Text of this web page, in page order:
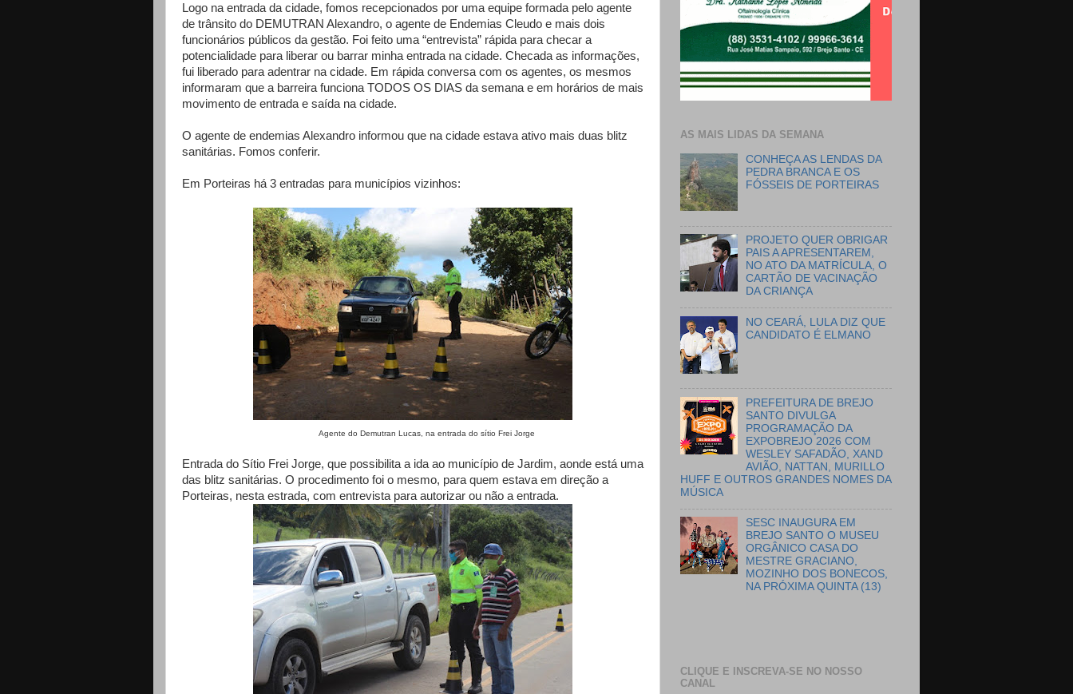
Logo na entrada da cidade, fomos recepcionados por uma equipe formada pelo agente
de trânsito do DEMUTRAN Alexandro, o agente de Endemias Cleudo e mais dois
funcionários públicos da gestão. Foi feito uma “entrevista” rápida para checar a
potencialidade para liberar ou barrar minha entrada na cidade. Checada as informações,
fui liberado para adentrar na cidade. Em rápida conversa com os agentes, os mesmos
informaram que a barreira funciona TODOS OS DIAS da semana e em horários de mais
movimento de entrada e saída na cidade.
O agente de endemias Alexandro informou que na cidade estava ativo mais duas blitz
sanitárias. Fomos conferir.
Em Porteiras há 3 entradas para municípios vizinhos:
Agente do Demutran Lucas, na entrada do sítio Frei Jorge
Entrada do Sítio Frei Jorge, que possibilita a ida ao município de Jardim, aonde está uma
das blitz sanitárias. O procedimento foi o mesmo, para quem estava em direção a
Porteiras, nesta estrada, com entrevista para autorizar ou não a entrada.
AS MAIS LIDAS DA SEMANA
CONHEÇA AS LENDAS DA
PEDRA BRANCA E OS
FÓSSEIS DE PORTEIRAS
PROJETO QUER OBRIGAR
PAIS A APRESENTAREM,
NO ATO DA MATRÍCULA, O
CARTÃO DE VACINAÇÃO
DA CRIANÇA
NO CEARÁ, LULA DIZ QUE
CANDIDATO É ELMANO
PREFEITURA DE BREJO
SANTO DIVULGA
PROGRAMAÇÃO DA
EXPOBREJO 2026 COM
WESLEY SAFADÃO, XAND
AVIÃO, NATTAN, MURILLO
HUFF E OUTROS GRANDES NOMES DA
MÚSICA
SESC INAUGURA EM
BREJO SANTO O MUSEU
ORGÂNICO CASA DO
MESTRE GRACIANO,
MOZINHO DOS BONECOS,
NA PRÓXIMA QUINTA (13)
CLIQUE E INSCREVA-SE NO NOSSO
CANAL